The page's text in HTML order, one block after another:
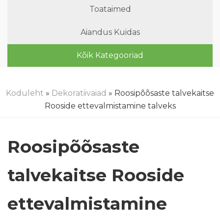
Toataimed
Aiandus Kuidas
Kõik Kategooriad
Koduleht » Dekoratiivaiad » Roosipõõsaste talvekaitse
Rooside ettevalmistamine talveks
Roosipõõsaste
talvekaitse Rooside
ettevalmistamine